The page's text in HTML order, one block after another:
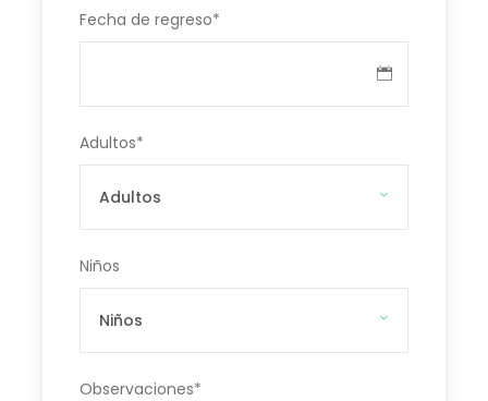
Fecha de regreso*
Adultos*
Niños
Observaciones*